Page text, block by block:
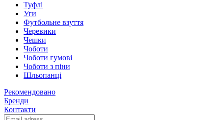
Туфлі
Уги
Футбольне взуття
Черевики
Чешки
Чоботи
Чоботи гумові
Чоботи з піни
Шльопанці
Рекомендовано
Бренди
Контакти